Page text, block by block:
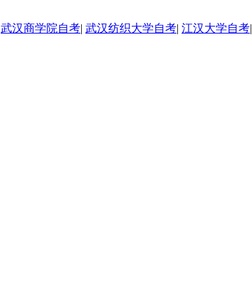
武汉商学院自考| 武汉纺织大学自考| 江汉大学自考|